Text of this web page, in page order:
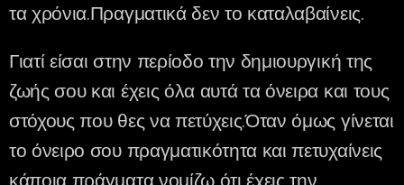
τα χρόνια.Πραγματικά δεν το καταλαβαίνεις.
Γιατί είσαι στην περίοδο την δημιουργική της
ζωής σου και έχεις όλα αυτά τα όνειρα και τους
στόχους που θες να πετύχεις.Όταν όμως γίνεται
το όνειρο σου πραγματικότητα και πετυχαίνεις
κάποια πράγματα νομίζω ότι έχεις την